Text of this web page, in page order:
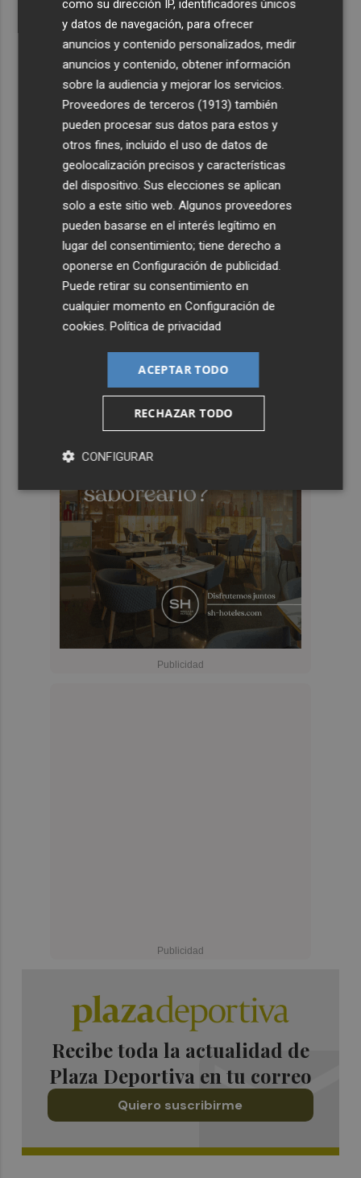
Recibe toda la actualidad de
Plaza Deportiva en tu correo
Quiero suscribirme
como su dirección IP, identificadores únicos
y datos de navegación, para ofrecer
anuncios y contenido personalizados, medir
anuncios y contenido, obtener información
sobre la audiencia y mejorar los servicios.
Proveedores de terceros (1913) también
pueden procesar sus datos para estos y
otros fines, incluido el uso de datos de
geolocalización precisos y características
del dispositivo. Sus elecciones se aplican
solo a este sitio web. Algunos proveedores
pueden basarse en el interés legítimo en
lugar del consentimiento; tiene derecho a
oponerse enConfiguración de publicidad
Puede retirar su consentimiento en
cualquier momento enConfiguración de
cookies .Política de privacidad
ACEPTAR TODO
RECHAZAR TODO
CONFIGURAR